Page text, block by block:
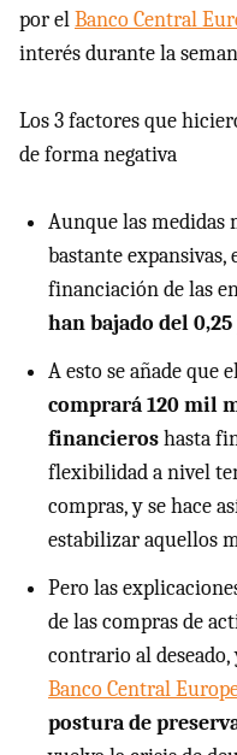
por elBanco Central
interés durante la
Los 3 factores que
de forma negativa
Aunque las medidas
bastante expansivas,
financiación de las
han bajado del
A esto se añade que
comprará 120 mil
financieroshasta
flexibilidad a nivel
compras, y se hace
estabilizar aquellos
Pero las
de las compras de
contrario al
Banco Central
postura de